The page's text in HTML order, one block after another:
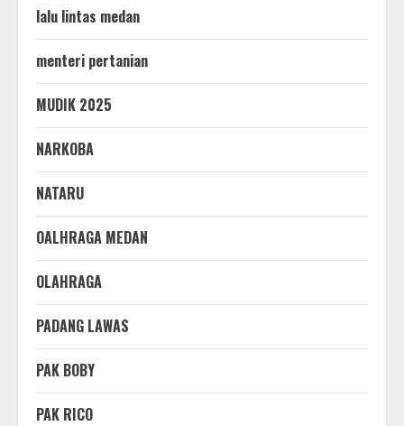
lalu lintas medan
menteri pertanian
MUDIK 2025
NARKOBA
NATARU
OALHRAGA MEDAN
OLAHRAGA
PADANG LAWAS
PAK BOBY
PAK RICO